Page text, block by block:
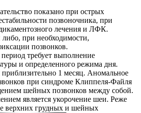
показано при острых
позвоночника, при
лечения и ЛФК.
либо, при необходимости,
позвонков.
требует выполнение
и определенного режима дня.
приблизительно 1 месяц. Аномальное
при синдроме Клиппеля-Файля
шейных позвонков между собой.
является укорочение шеи. Реже
верхних грудных и шейных